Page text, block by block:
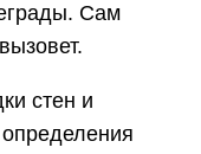
Сам
стен и